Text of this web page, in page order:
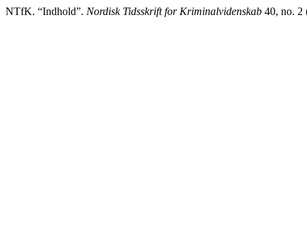
NTfK. “Indhold”. Nordisk Tidsskrift for Kriminalvidenskab 40, no. 2